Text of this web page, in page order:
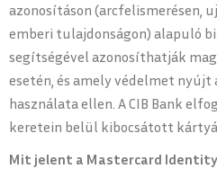
azonosításon (arcfelismerésen,
emberi tulajdonságon) alapuló
segítségével azonosíthatják
esetén, és amely védelmet
használata ellen. A CIB Bank
keretein belül kibocsátott
Mit jelent a Mastercard Identity